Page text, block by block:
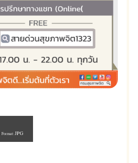
Format: JPG